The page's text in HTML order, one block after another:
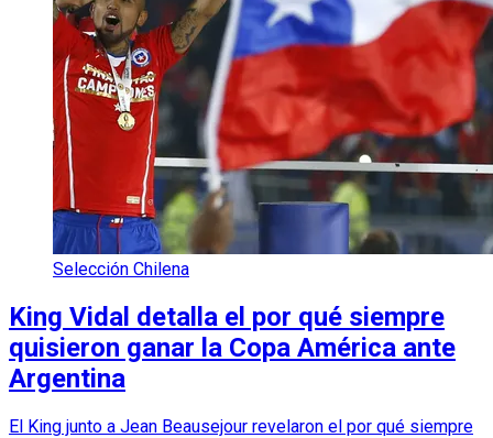
Selección Chilena
King Vidal detalla el por qué siempre
quisieron ganar la Copa América ante
Argentina
El King junto a Jean Beausejour revelaron el por qué siempre